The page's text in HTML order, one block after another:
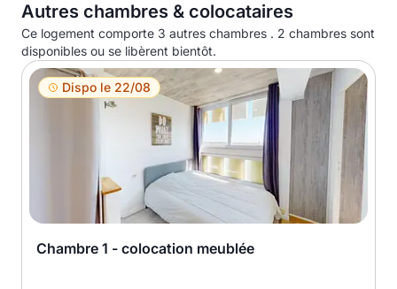
Autres chambres & colocataires
Ce logement comporte 3 autres chambres . 2 chambres sont
disponibles ou se libèrent bientôt.
Dispo le 22/08
Chambre 1 - colocation meublée